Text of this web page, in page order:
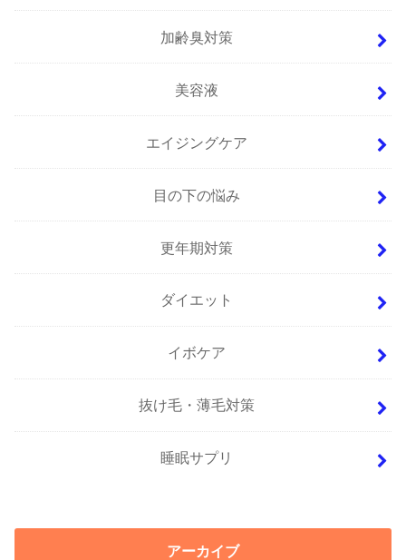
加齢臭対策
美容液
エイジングケア
目の下の悩み
更年期対策
ダイエット
イボケア
抜け毛・薄毛対策
睡眠サプリ
アーカイブ